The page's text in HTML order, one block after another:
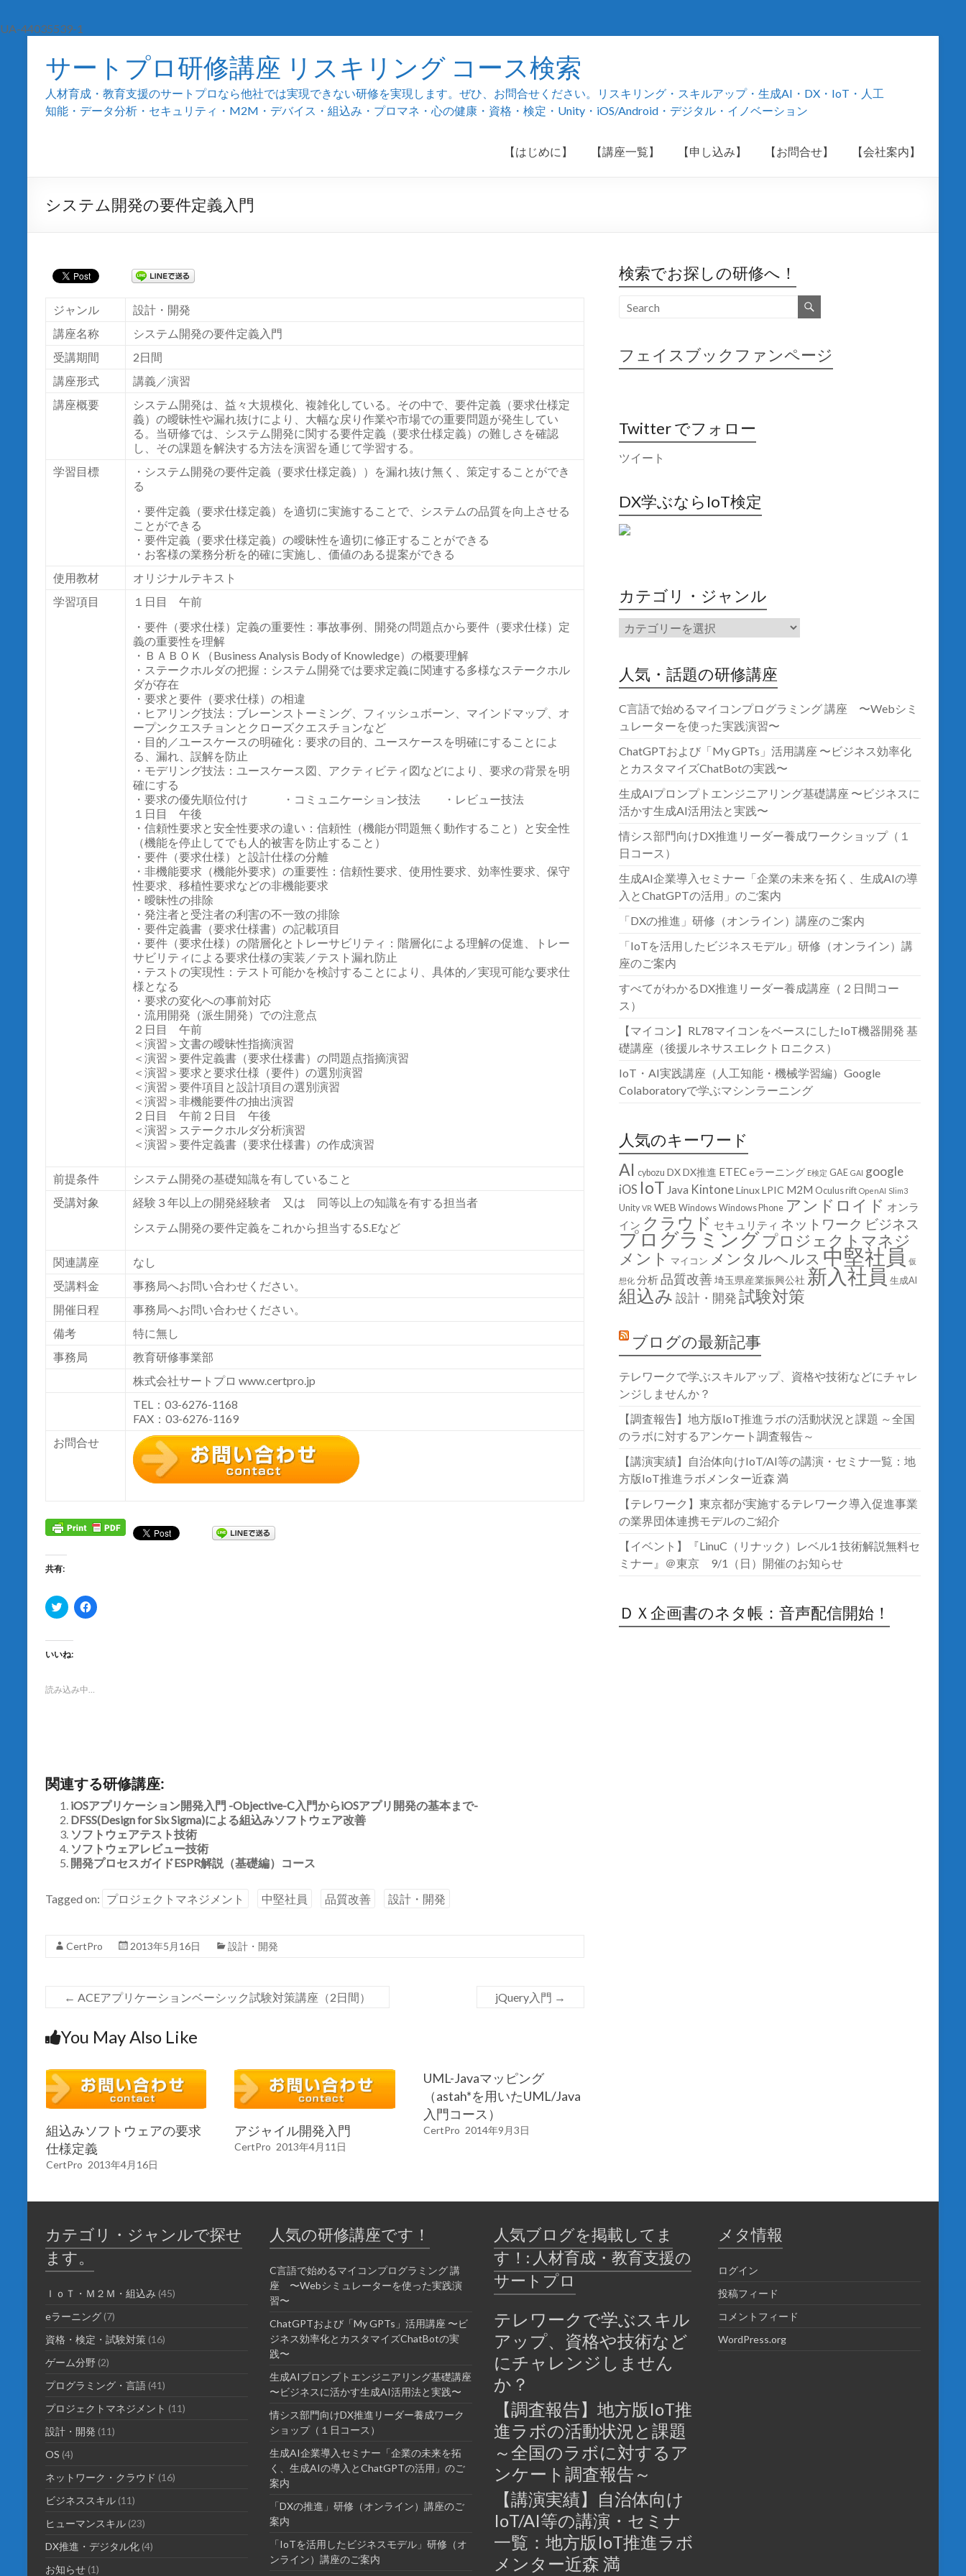
UA-44035539-1
サートプロ研修講座 リスキリング コース検索
人材育成・教育支援のサートプロなら他社では実現できない研修を実現します。ぜひ、お問合せください。リスキリング・スキルアップ・生成AI・DX・IoT・人工
知能・データ分析・セキュリティ・M2M・デバイス・組込み・プロマネ・心の健康・資格・検定・Unity・iOS/Android・デジタル・イノベーション
【はじめに】 【講座一覧】 【申し込み】 【お問合せ】 【会社案内】
システム開発の要件定義入門
ジャンル
設計・開発
講座名称
システム開発の要件定義入門
受講期間
2日間
講座形式
講義／演習
講座概要
システム開発は、益々大規模化、複雑化している。その中で、要件定義（要求仕様定
義）の曖昧性や漏れ抜けにより、大幅な戻り作業や市場での重要問題が発生してい
る。当研修では、システム開発に関する要件定義（要求仕様定義）の難しさを確認
し、その課題を解決する方法を演習を通じて学習する。
学習目標
・システム開発の要件定義（要求仕様定義））を漏れ抜け無く、策定することができ
る
・要件定義（要求仕様定義）を適切に実施することで、システムの品質を向上させる
ことができる
・要件定義（要求仕様定義）の曖昧性を適切に修正することができる
・お客様の業務分析を的確に実施し、価値のある提案ができる
使用教材
オリジナルテキスト
学習項目
１日目 午前
・要件（要求仕様）定義の重要性：事故事例、開発の問題点から要件（要求仕様）定
義の重要性を理解
・ＢＡＢＯＫ（Business Analysis Body of Knowledge）の概要理解
・ステークホルダの把握：システム開発では要求定義に関連する多様なステークホル
ダが存在
・要求と要件（要求仕様）の相違
・ヒアリング技法：ブレーンストーミング、フィッシュボーン、マインドマップ、オ
ープンクエスチョンとクローズクエスチョンなど
・目的／ユースケースの明確化：要求の目的、ユースケースを明確にすることによ
る、漏れ、誤解を防止
・モデリング技法：ユースケース図、アクティビティ図などにより、要求の背景を明
確にする
・要求の優先順位付け ・コミュニケーション技法 ・レビュー技法
１日目 午後
・信頼性要求と安全性要求の違い：信頼性（機能が問題無く動作すること）と安全性
（機能を停止してでも人的被害を防止すること）
・要件（要求仕様）と設計仕様の分離
・非機能要求（機能外要求）の重要性：信頼性要求、使用性要求、効率性要求、保守
性要求、移植性要求などの非機能要求
・曖昧性の排除
・発注者と受注者の利害の不一致の排除
・要件定義書（要求仕様書）の記載項目
・要件（要求仕様）の階層化とトレーサビリティ：階層化による理解の促進、トレー
サビリティによる要求仕様の実装／テスト漏れ防止
・テストの実現性：テスト可能かを検討することにより、具体的／実現可能な要求仕
様となる
・要求の変化への事前対応
・流用開発（派生開発）での注意点
２日目 午前
＜演習＞文書の曖昧性指摘演習
＜演習＞要件定義書（要求仕様書）の問題点指摘演習
＜演習＞要求と要求仕様（要件）の選別演習
＜演習＞要件項目と設計項目の選別演習
＜演習＞非機能要件の抽出演習
２日目 午前２日目 午後
＜演習＞ステークホルダ分析演習
＜演習＞要件定義書（要求仕様書）の作成演習
前提条件
システム開発の基礎知識を有していること
受講対象
経験３年以上の開発経験者 又は 同等以上の知識を有する担当者
システム開発の要件定義をこれから担当するS.Eなど
関連講座
なし
受講料金
事務局へお問い合わせください。
開催日程
事務局へお問い合わせください。
備考
特に無し
事務局
教育研修事業部
株式会社サートプロ www.certpro.jp
TEL：03-6276-1168
FAX：03-6276-1169
お問合せ
共有:
ク
リ
し
て
T
t
し
い
ウ
ィ
ン
ド
ウ
で
開
き
ま
F
a
共
し
て
く
だ
さ
い
新
し
い
ン
ド
き
ま
いいね:
読み込み中…
関連する研修講座:
iOSアプリケーション開発入門 -Objective-C入門からiOSアプリ開発の基本まで-
DFSS(Design for Six Sigma)による組込みソフトウェア改善
ソフトウェアテスト技術
ソフトウェアレビュー技術
開発プロセスガイドESPR解説（基礎編）コース
Tagged on: プロジェクトマネジメント 中堅社員 品質改善 設計・開発
CertPro 2013年5月16日 設計・開発
← ACEアプリケーションベーシック試験対策講座（2日間） jQuery入門 →
You May Also Like
組込みソフトウェアの要求
仕様定義
CertPro 2013年4月16日
アジャイル開発入門
CertPro 2013年4月11日
UML-Javaマッピング
（astah*を用いたUML/Java
入門コース）
CertPro 2014年9月3日
検索でお探しの研修へ！
フェイスブックファンページ
Twitter でフォロー
ツイート
DX学ぶならIoT検定
カテゴリ・ジャンル
人気・話題の研修講座
C言語で始めるマイコンプログラミング 講座 〜Webシミ
ュレーターを使った実践演習〜
ChatGPTおよび「My GPTs」活用講座 〜ビジネス効率化
とカスタマイズChatBotの実践〜
生成AIプロンプトエンジニアリング基礎講座 〜ビジネスに
活かす生成AI活用法と実践〜
情シス部門向けDX推進リーダー養成ワークショップ（１
日コース）
生成AI企業導入セミナー「企業の未来を拓く、生成AIの導
入とChatGPTの活用」のご案内
「DXの推進」研修（オンライン）講座のご案内
「IoTを活用したビジネスモデル」研修（オンライン）講
座のご案内
すべてがわかるDX推進リーダー養成講座（２日間コー
ス）
【マイコン】RL78マイコンをベースにしたIoT機器開発 基
礎講座（後援ルネサスエレクトロニクス）
IoT・AI実践講座（人工知能・機械学習編）Google
Colaboratoryで学ぶマシンラーニング
人気のキーワード
AI cybozu DXDX推進 ETECeラーニング E検定 GAE GAI google
iOS IoT Java KintoneLinuxLPIC M2M Oculus rift OpenAI Slim3
Unity VR WEB Windows Windows Phone アンドロイド オンラ
イン クラウド セキュリティ ネットワーク ビジネス
プログラミングプロジェクトマネジ
メント
マイコン メンタルヘルス 中堅社員 仮
想化 分析 品質改善埼玉県産業振興公社 新入社員 生成AI
組込み 設計・開発試験対策
ブログの最新記事
テレワークで学ぶスキルアップ、資格や技術などにチャレ
ンジしませんか？
【調査報告】地方版IoT推進ラボの活動状況と課題 ～全国
のラボに対するアンケート調査報告～
【講演実績】自治体向けIoT/AI等の講演・セミナ一覧：地
方版IoT推進ラボメンター近森 満
【テレワーク】東京都が実施するテレワーク導入促進事業
の業界団体連携モデルのご紹介
【イベント】『LinuC（リナック）レベル1 技術解説無料セ
ミナー』＠東京 9/1（日）開催のお知らせ
ＤＸ企画書のネタ帳：音声配信開始！
カテゴリ・ジャンルで探せ
ます。
ＩｏＴ・Ｍ２Ｍ・組込み (45)
eラーニング (7)
資格・検定・試験対策 (16)
ゲーム分野 (2)
プログラミング・言語 (41)
プロジェクトマネジメント (11)
設計・開発 (11)
OS (4)
ネットワーク・クラウド (16)
ビジネススキル (11)
ヒューマンスキル (23)
DX推進・デジタル化 (4)
お知らせ (1)
人気の研修講座です！
C言語で始めるマイコンプログラミング 講
座 〜Webシミュレーターを使った実践演
習〜
ChatGPTおよび「My GPTs」活用講座 〜ビ
ジネス効率化とカスタマイズChatBotの実
践〜
生成AIプロンプトエンジニアリング基礎講座
〜ビジネスに活かす生成AI活用法と実践〜
情シス部門向けDX推進リーダー養成ワーク
ショップ（１日コース）
生成AI企業導入セミナー「企業の未来を拓
く、生成AIの導入とChatGPTの活用」のご
案内
「DXの推進」研修（オンライン）講座のご
案内
「IoTを活用したビジネスモデル」研修（オ
ンライン）講座のご案内
人気ブログを掲載してま
す！: 人材育成・教育支援の
サートプロ
テレワークで学ぶスキル
アップ、資格や技術など
にチャレンジしません
か？
【調査報告】地方版IoT推
進ラボの活動状況と課題
～全国のラボに対するア
ンケート調査報告～
【講演実績】自治体向け
IoT/AI等の講演・セミナ
一覧：地方版IoT推進ラボ
メンター近森 満
メタ情報
ログイン
投稿フィード
コメントフィード
WordPress.org